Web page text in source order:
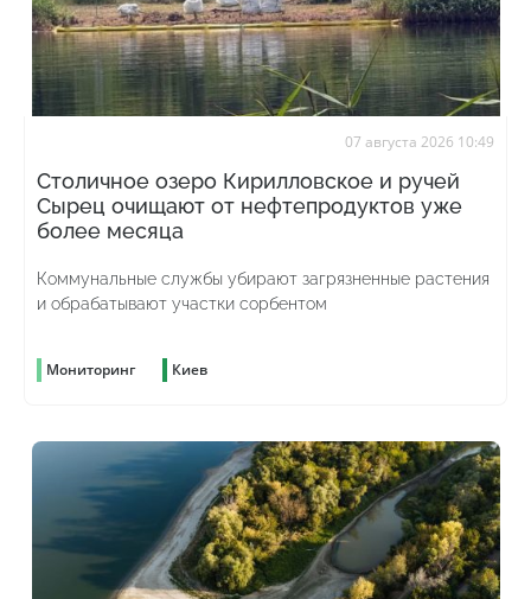
07 августа 2026 10:49
Столичное озеро Кирилловское и ручей
Сырец очищают от нефтепродуктов уже
более месяца
Коммунальные службы убирают загрязненные растения
и обрабатывают участки сорбентом
Мониторинг Киев